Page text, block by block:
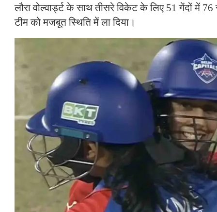
लौरा वोल्वार्ड्ट के साथ तीसरे विकेट के लिए 51 गेंदों में
टीम को मजबूत स्थिति में ला दिया।